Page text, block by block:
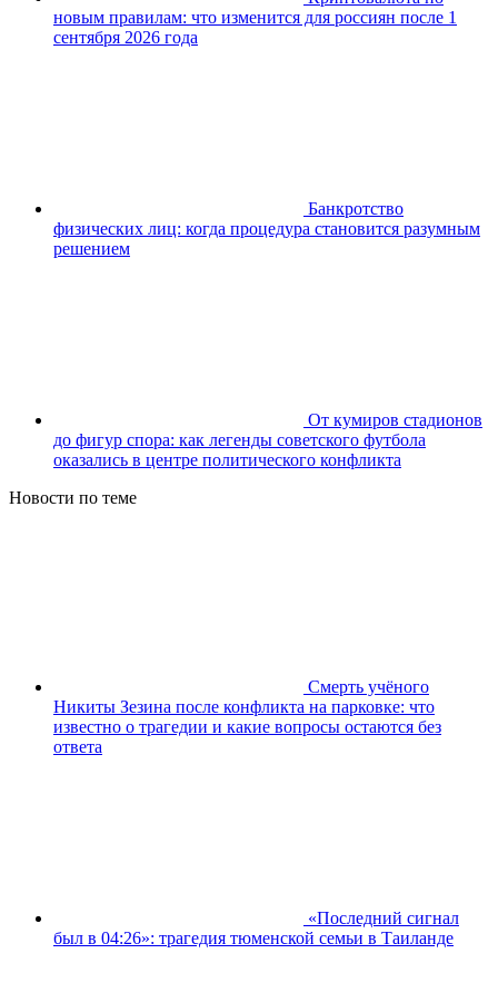
новым правилам: что изменится для россиян после 1
сентября 2026 года
Банкротство
физических лиц: когда процедура становится разумным
решением
От кумиров стадионов
до фигур спора: как легенды советского футбола
оказались в центре политического конфликта
Новости по теме
Смерть учёного
Никиты Зезина после конфликта на парковке: что
известно о трагедии и какие вопросы остаются без
ответа
«Последний сигнал
был в 04:26»: трагедия тюменской семьи в Таиланде